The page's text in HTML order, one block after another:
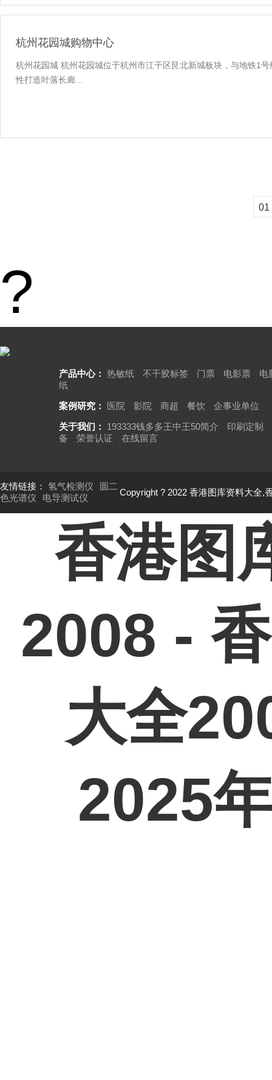
杭州花园城购物中心
杭州花园城 杭州花园城位于杭州市江干区艮北新城板块，与地铁1
性打造叶落长廊...
01
?
产品中心： 热敏纸 不干胶标签 门票 电影票
电
纸
案例研究：
医院 影院 商超 餐饮
企事业单位
关于我们：
193333钱多多王中王50简介
印刷定制
备
荣誉认证 在线留言
友情链接： 氢气检测仪
圆二
色光谱仪
电导测试仪
Copyright ? 2022 香港图库资料大
香港图
2008 -
大全
2025